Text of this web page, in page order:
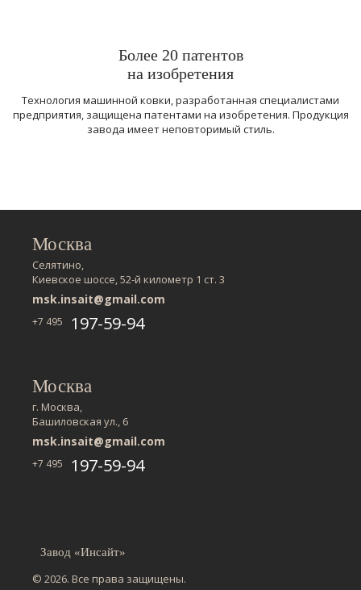
Более 20 патентов
на изобретения
Технология машинной ковки, разработанная специалистами
предприятия, защищена патентами на изобретения. Продукция
завода имеет неповторимый стиль.
Москва
Селятино,
Киевское шоссе, 52-й километр 1 ст. 3
msk.insait@gmail.com
+7 495 197-59-94
Москва
г. Москва,
Башиловская ул., 6
msk.insait@gmail.com
+7 495 197-59-94
Завод «Инсайт»
© 2026. Все права защищены.